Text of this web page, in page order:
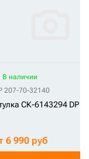
В наличии
207-70-32140
СК-6143294 DP
6 990 руб